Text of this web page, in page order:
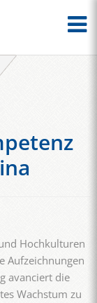
Hochkulturen
Aufzeichnungen
avanciert die
Wachstum zu